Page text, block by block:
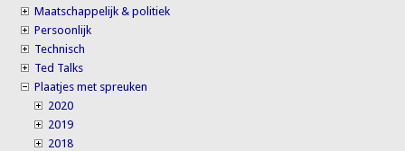
Maatschappelijk & politiek
Persoonlijk
Technisch
Ted Talks
Plaatjes met spreuken
2020
2019
2018